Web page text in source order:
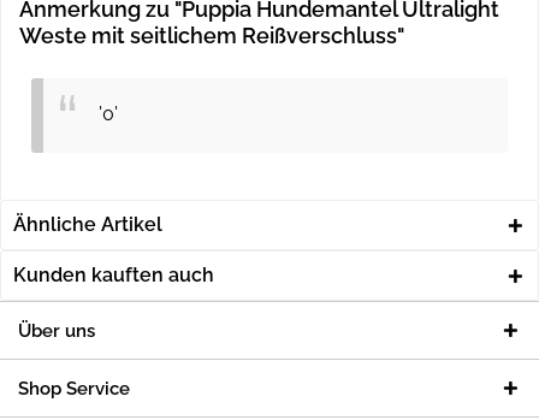
Anmerkung zu "Puppia Hundemantel Ultralight
Weste mit seitlichem Reißverschluss"
'0'
Ähnliche Artikel
Kunden kauften auch
Über uns
Shop Service